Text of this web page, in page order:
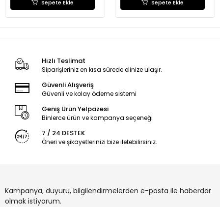
Sepete Ekle Sepete Ekle
Hızlı Teslimat
Siparişleriniz en kısa sürede elinize ulaşır.
Güvenli Alışveriş
Güvenli ve kolay ödeme sistemi
Geniş Ürün Yelpazesi
Binlerce ürün ve kampanya seçeneği
7 / 24 DESTEK
Öneri ve şikayetlerinizi bize iletebilirsiniz.
Kampanya, duyuru, bilgilendirmelerden e-posta ile haberdar
olmak istiyorum.